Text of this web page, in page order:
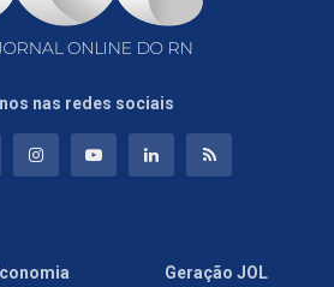
nas redes sociais
Geração JOL